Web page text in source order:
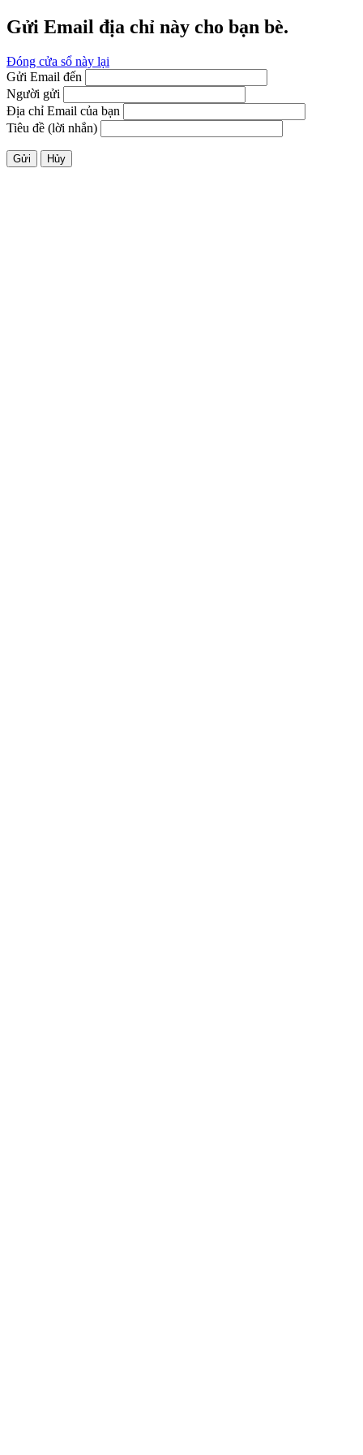
Gửi Email địa chỉ này cho bạn bè.
Đóng cửa sổ này lại
Gửi Email đến
Người gửi
Địa chỉ Email của bạn
Tiêu đề (lời nhắn)
Gửi Hủy